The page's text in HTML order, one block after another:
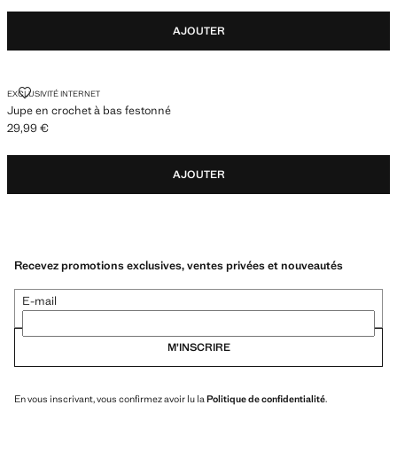
AJOUTER
EXCLUSIVITÉ INTERNET
Jupe en crochet à bas festonné
JUPE EN CROCHET À BAS FESTONNÉ
Prix actuel [29,99 € ]
29,99 €
AJOUTER
Recevez promotions exclusives, ventes privées et nouveautés
E-mail
M’INSCRIRE
En vous inscrivant, vous confirmez avoir lu la Politique de confidentialité.